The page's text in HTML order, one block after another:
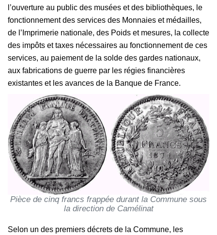
l’ouverture au public des musées et des bibliothèques, le
fonctionnement des services des Monnaies et médailles,
de l’Imprimerie nationale, des Poids et mesures, la collecte
des impôts et taxes nécessaires au fonctionnement de ces
services, au paiement de la solde des gardes nationaux,
aux fabrications de guerre par les régies financières
existantes et les avances de la Banque de France.
Pièce de cinq francs frappée durant la Commune sous
la direction de Camélinat
Selon un des premiers décrets de la Commune, les